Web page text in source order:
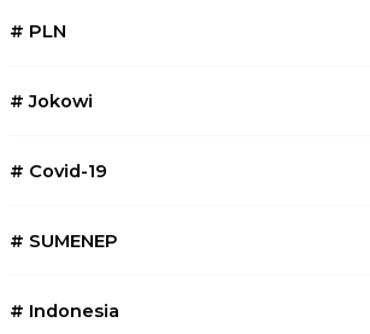
# PLN
# Jokowi
# Covid-19
# SUMENEP
# Indonesia